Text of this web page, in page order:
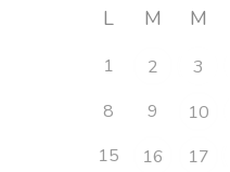
L M M
1 2 3
8
9 10
15
16 17